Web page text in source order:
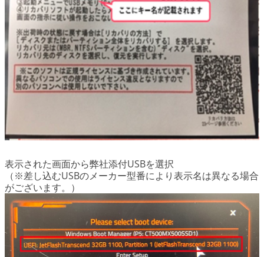
表示された画面から弊社添付USBを選択
（※差し込むUSBのメーカー型番により表示名は異なる場合
がございます。）